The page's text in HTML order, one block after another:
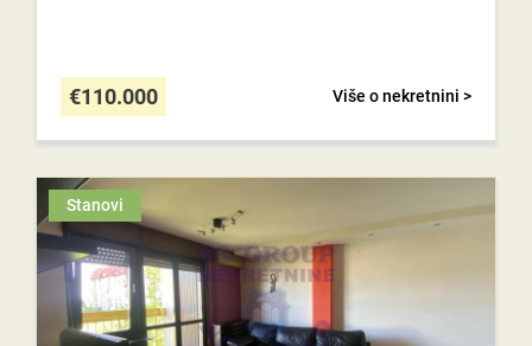
Više o nekretnini >
€110.000
Stanovi